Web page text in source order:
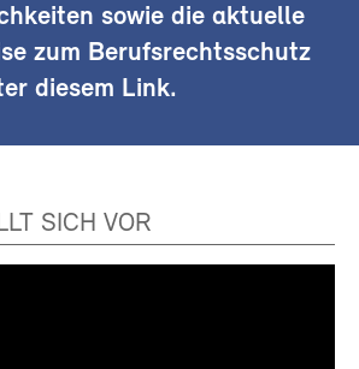
sowie die aktuelle
zum Berufsrechtsschutz
diesem Link.
SICH VOR